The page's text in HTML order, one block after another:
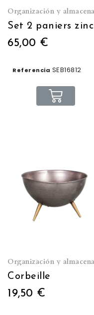
65,00 €
Referencia SEB16812
Corbeille
19,50 €